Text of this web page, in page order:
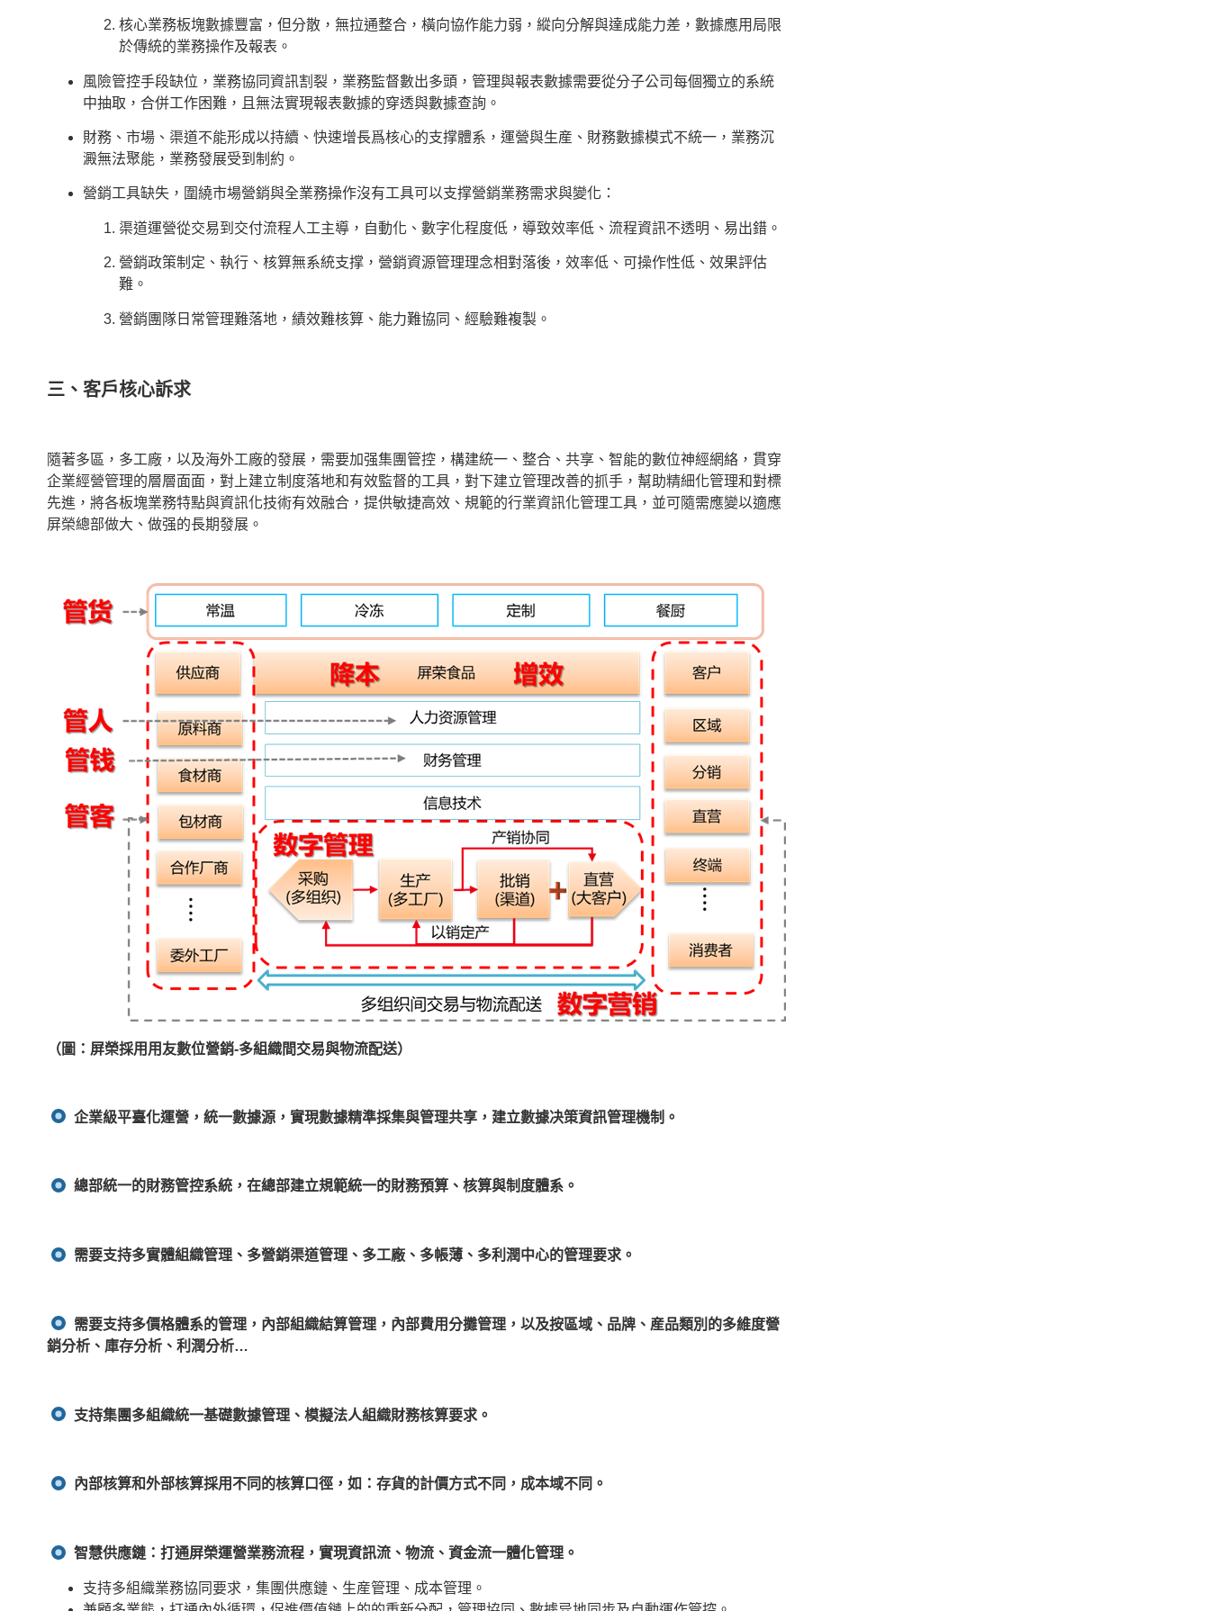
核心業務板塊數據豐富，但分散，無拉通整合，橫向協作能力弱，縱向分解與達成能力差，數據應用局限
於傳統的業務操作及報表。
風險管控手段缺位，業務協同資訊割裂，業務監督數出多頭，管理與報表數據需要從分子公司每個獨立的系統
中抽取，合併工作困難，且無法實現報表數據的穿透與數據查詢。
財務、市場、渠道不能形成以持續、快速增長爲核心的支撑體系，運營與生産、財務數據模式不統一，業務沉
澱無法聚能，業務發展受到制約。
營銷工具缺失，圍繞市場營銷與全業務操作沒有工具可以支撑營銷業務需求與變化：
渠道運營從交易到交付流程人工主導，自動化、數字化程度低，導致效率低、流程資訊不透明、易出錯。
營銷政策制定、執行、核算無系統支撑，營銷資源管理理念相對落後，效率低、可操作性低、效果評估
難。
營銷團隊日常管理難落地，績效難核算、能力難協同、經驗難複製。
三、客戶核心訴求
隨著多區，多工廠，以及海外工廠的發展，需要加强集團管控，構建統一、整合、共享、智能的數位神經網絡，貫穿
企業經營管理的層層面面，對上建立制度落地和有效監督的工具，對下建立管理改善的抓手，幫助精細化管理和對標
先進，將各板塊業務特點與資訊化技術有效融合，提供敏捷高效、規範的行業資訊化管理工具，並可隨需應變以適應
屏榮總部做大、做强的長期發展。
（圖：屏榮採用用友數位營銷-多組織間交易與物流配送）
企業級平臺化運營，統一數據源，實現數據精準採集與管理共享，建立數據决策資訊管理機制。
總部統一的財務管控系統，在總部建立規範統一的財務預算、核算與制度體系。
需要支持多實體組織管理、多營銷渠道管理、多工廠、多帳薄、多利潤中心的管理要求。
需要支持多價格體系的管理，內部組織結算管理，內部費用分攤管理，以及按區域、品牌、産品類別的多維度營
銷分析、庫存分析、利潤分析…
支持集團多組織統一基礎數據管理、模擬法人組織財務核算要求。
內部核算和外部核算採用不同的核算口徑，如：存貨的計價方式不同，成本域不同。
智慧供應鏈：打通屏榮運營業務流程，實現資訊流、物流、資金流一體化管理。
支持多組織業務協同要求，集團供應鏈、生産管理、成本管理。